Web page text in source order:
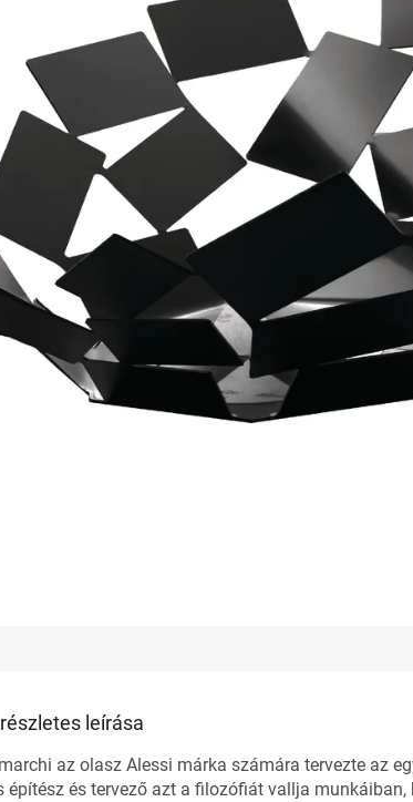
leírása
az olasz Alessi márka számára tervezte az
építész és tervező azt a filozófiát vallja munkáiban,